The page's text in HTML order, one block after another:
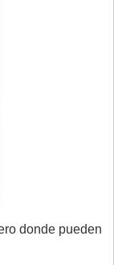
donde pueden